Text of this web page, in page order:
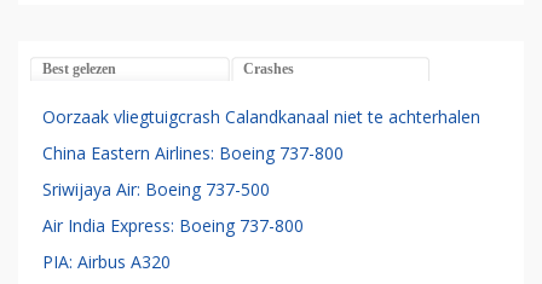
Best gelezen Crashes
Oorzaak vliegtuigcrash Calandkanaal niet te achterhalen
China Eastern Airlines: Boeing 737-800
Sriwijaya Air: Boeing 737-500
Air India Express: Boeing 737-800
PIA: Airbus A320